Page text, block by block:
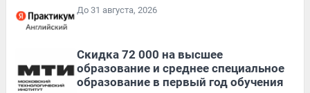
До 31 августа, 2026
Скидка 72 000 на высшее
образование и среднее специальное
образование в первый год обучения